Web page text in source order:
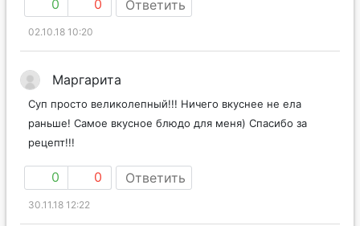
0 0 Ответить
02.10.18 10:20
Маргарита
Суп просто великолепный!!! Ничего вкуснее не ела
раньше! Самое вкусное блюдо для меня) Спасибо за
рецепт!!!
0 0 Ответить
30.11.18 12:22